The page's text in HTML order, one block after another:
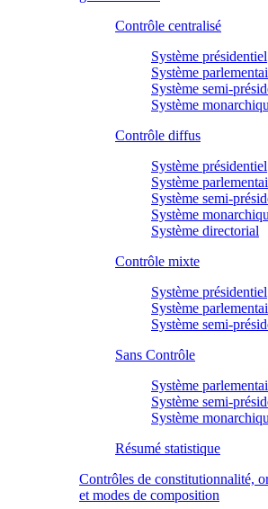
Contrôle centralisé
Système présidentiel
Système
Système semi-
Système
Contrôle diffus
Système présidentiel
Système
Système semi-
Système
Système directorial
Contrôle mixte
Système présidentiel
Système
Système semi-
Sans Contrôle
Système
Système semi-
Système
Résumé statistique
Contrôles de constitutionnalité,
et modes de composition